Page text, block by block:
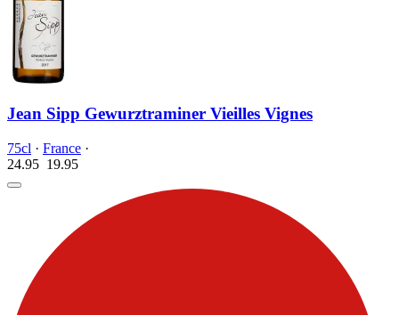
Jean Sipp Gewurztraminer Vieilles Vignes
75cl · France ·
24.95 19.95